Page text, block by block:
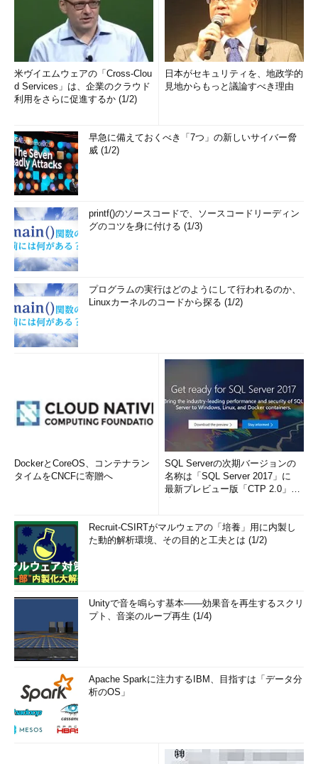
米ヴイエムウェアの「Cross-Clou
d Services」は、企業のクラウド
利用をさらに促進するか (1/2)
日本がセキュリティを、地政学的
見地からもっと議論すべき理由
早急に備えておくべき「7つ」の新しいサイバー脅
威 (1/2)
printf()のソースコードで、ソースコードリーディン
グのコツを身に付ける (1/3)
プログラムの実行はどのようにして行われるのか、
Linuxカーネルのコードから探る (1/2)
DockerとCoreOS、コンテナラン
タイムをCNCFに寄贈へ
SQL Serverの次期バージョンの
名称は「SQL Server 2017」に
最新プレビュー版「CTP 2.0」を
Recruit-CSIRTがマルウェアの「培養」用に内製し
た動的解析環境、その目的と工夫とは (1/2)
Unityで音を鳴らす基本――効果音を再生するスクリ
プト、音楽のループ再生 (1/4)
Apache Sparkに注力するIBM、目指すは「データ分
析のOS」